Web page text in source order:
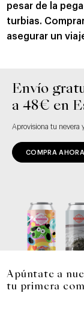
pesar de la
turbias.
asegurar un
Envío
a 48€ en
Aprovisiona tu nevera
COMPRA AHORA
Apúntate a
tu primera